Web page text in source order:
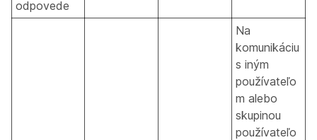
odpovede
Na
komunikáciu
s iným
používateľo
m alebo
skupinou
používateľo